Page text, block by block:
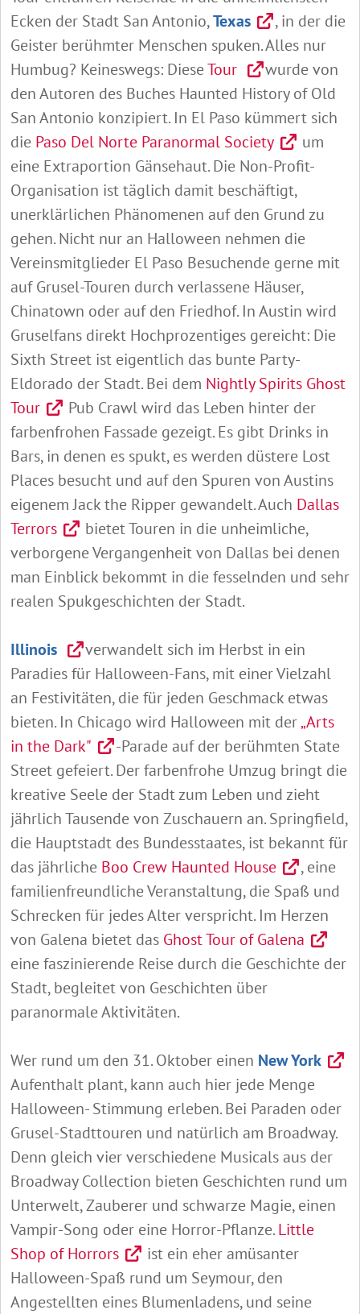
Ecken der Stadt San Antonio,Texas
, in der die
Geister berühmter Menschen spuken. Alles nur
Humbug? Keineswegs: DieseTour
wurde von
den Autoren des Buches Haunted History of Old
San Antonio konzipiert. In El Paso kümmert sich
die Paso Del Norte Paranormal Society
um
eine Extraportion Gänsehaut. Die Non-Profit-
Organisation ist täglich damit beschäftigt,
unerklärlichen Phänomenen auf den Grund zu
gehen. Nicht nur an Halloween nehmen die
Vereinsmitglieder El Paso Besuchende gerne mit
auf Grusel-Touren durch verlassene Häuser,
Chinatown oder auf den Friedhof. In Austin wird
Gruselfans direkt Hochprozentiges gereicht: Die
Sixth Street ist eigentlich das bunte Party-
Eldorado der Stadt. Bei dem Nightly Spirits Ghost
Tour
Pub Crawl wird das Leben hinter der
farbenfrohen Fassade gezeigt. Es gibt Drinks in
Bars, in denen es spukt, es werden düstere Lost
Places besucht und auf den Spuren von Austins
eigenem Jack the Ripper gewandelt. Auch Dallas
Terrors
bietet Touren in die unheimliche,
verborgene Vergangenheit von Dallas bei denen
man Einblick bekommt in die fesselnden und sehr
realen Spukgeschichten der Stadt.
Illinois
verwandelt sich im Herbst in ein
Paradies für Halloween-Fans, mit einer Vielzahl
an Festivitäten, die für jeden Geschmack etwas
bieten. In Chicago wird Halloween mit der„Arts
in the Dark"
-Parade auf der berühmten State
Street gefeiert. Der farbenfrohe Umzug bringt die
kreative Seele der Stadt zum Leben und zieht
jährlich Tausende von Zuschauern an. Springfield,
die Hauptstadt des Bundesstaates, ist bekannt für
das jährliche Boo Crew Haunted House
, eine
familienfreundliche Veranstaltung, die Spaß und
Schrecken für jedes Alter verspricht. Im Herzen
von Galena bietet das Ghost Tour of Galena
eine faszinierende Reise durch die Geschichte der
Stadt, begleitet von Geschichten über
paranormale Aktivitäten.
Wer rund um den 31. Oktober einen New York
Aufenthalt plant, kann auch hier jede Menge
Halloween- Stimmung erleben. Bei Paraden oder
Grusel-Stadttouren und natürlich am Broadway.
Denn gleich vier verschiedene Musicals aus der
Broadway Collection bieten Geschichten rund um
Unterwelt, Zauberer und schwarze Magie, einen
Vampir-Song oder eine Horror-Pflanze.Little
Shop of Horrors
ist ein eher amüsanter
Halloween-Spaß rund um Seymour, den
Angestellten eines Blumenladens, und seine